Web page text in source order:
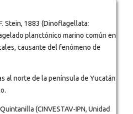
Stein, 1883 (Dinoflagellata:
planctónico marino común en
causante del fenómeno de
al norte de la península de Yucatán
(CINVESTAV-IPN, Unidad